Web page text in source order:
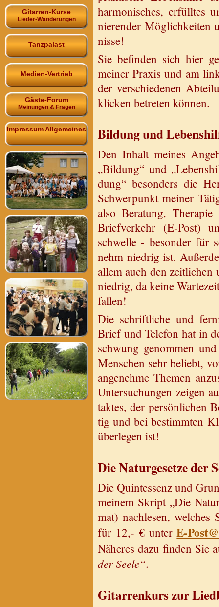
Gitarren-Kurse
Lieder-Wanderungen
Tanzpalast
Medien-Vertrieb
Gäste-Forum
Meinungen & Fragen
Impressum Allgemeines
har­mo­ni­sches, er­füll­tes
nie­ren­der Mög­lich­kei­ten
nis­se!
Sie be­fin­den sich hier
mei­ner Pra­xis und am
der ver­schie­de­nen
kli­cken be­tre­ten kön­nen.
Bil­dung und
Den In­halt mei­nes
„Bil­dung“ und
dung“ be­son­ders die
Schwer­punkt mei­ner
also Be­ra­tung, The­ra­pie
Brief­ver­kehr (E-Post)
schwel­le - be­son­der für
nehm nied­rig ist.
allem auch den
nied­rig, da keine
fal­len!
Die schrift­li­che und
Brief und Te­le­fon hat in
schwung ge­nom­men
Men­schen sehr be­liebt,
an­ge­neh­me The­men
Un­ter­su­chun­gen zei­gen
tak­tes, der per­sön­li­chen
tig und bei be­stimm­ten
über­le­gen ist!
Die Na­tur­ge­set­ze der
Die Quint­es­senz und
mei­nem Skript „Die
mat) nach­le­sen, wel­ches
für 12,- € unterE-
Nä­he­res dazu fin­den Sie
der Seele“.
Gi­tar­ren­kurs zur